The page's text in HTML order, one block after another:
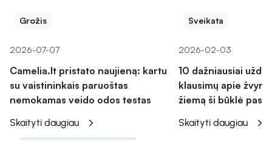
Grožis
2026-07-07
Camelia.lt pristato naujieną: kartu
su vaistininkais paruoštas
nemokamas veido odos testas
Skaityti daugiau
Sveikata
2026-02-03
10 dažniausiai
klausimų apie
žiemą ši būklė
Skaityti daugiau